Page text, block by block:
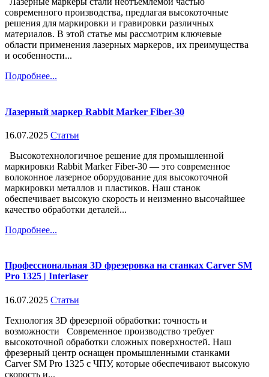
современного производства, предлагая высокоточные
решения для маркировки и гравировки различных
материалов. В этой статье мы рассмотрим ключевые
области применения лазерных маркеров, их преимущества
и особенности...
Подробнее...
Лазерный маркер Rabbit Marker Fiber-30
16.07.2025 Статьи
Высокотехнологичное решение для промышленной
маркировки Rabbit Marker Fiber-30 — это современное
волоконное лазерное оборудование для высокоточной
маркировки металлов и пластиков. Наш станок
обеспечивает высокую скорость и неизменно высочайшее
качество обработки деталей...
Подробнее...
Профессиональная 3D фрезеровка на станках Carver SM
Pro 1325 | Interlaser
16.07.2025 Статьи
Технология 3D фрезерной обработки: точность и
возможности Современное производство требует
высокоточной обработки сложных поверхностей. Наш
фрезерный центр оснащен промышленными станками
Carver SM Pro 1325 с ЧПУ, которые обеспечивают высокую
скорость и...